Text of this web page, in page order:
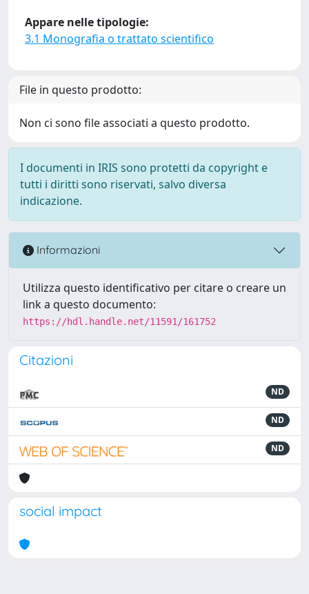
Appare nelle tipologie:
3.1 Monografia o trattato scientifico
File in questo prodotto:
Non ci sono file associati a questo prodotto.
I documenti in IRIS sono protetti da copyright e
tutti i diritti sono riservati, salvo diversa
indicazione.
Informazioni
Utilizza questo identificativo per citare o creare un
link a questo documento:
https://hdl.handle.net/11591/161752
Citazioni
ND
ND
ND
social impact